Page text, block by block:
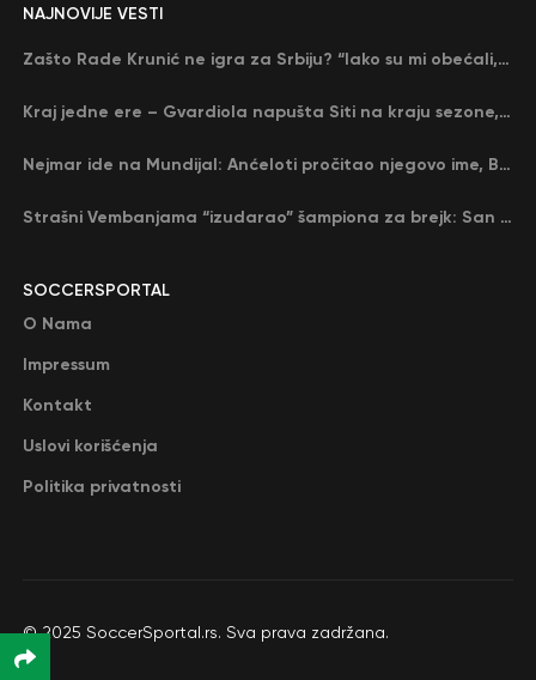
SOCCERSPORTAL
O Nama
Impressum
Kontakt
Uslovi korišćenja
Politika privatnosti
NAJNOVIJE VESTI
Zašto Rade Krunić ne igra za Srbiju? “Iako su mi obećali, niko me nije zvao…”
Kraj jedne ere – Gvardiola napušta Siti na kraju sezone, menja ga njegov nekadašnji rival
Nejmar ide na Mundijal: Anćeloti pročitao njegovo ime, Brazil u delirijumu (VIDEO)
Strašni Vembanjama “izudarao” šampiona za brejk: San Antonio poveo protiv Oklahome
© 2025 SoccerSportal.rs. Sva prava zadržana.